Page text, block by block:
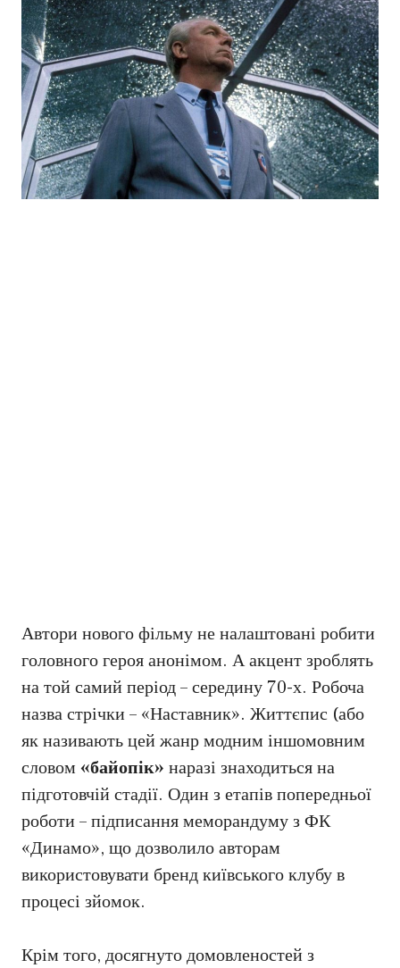
Автори нового фільму не налаштовані робити
головного героя анонімом. А акцент зроблять
на той самий період – середину 70-х. Робоча
назва стрічки – «Наставник». Життєпис (або
як називають цей жанр модним іншомовним
словом «байопік» наразі знаходиться на
підготовчій стадії. Один з етапів попередньої
роботи – підписання меморандуму з ФК
«Динамо», що дозволило авторам
використовувати бренд київського клубу в
процесі зйомок.
Крім того, досягнуто домовленостей з